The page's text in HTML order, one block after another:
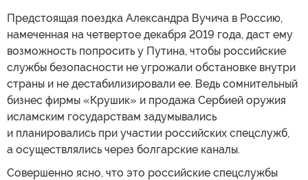
Предстоящая поездка Александра Вучича в Россию,
намеченная на четвертое декабря 2019 года, даст ему
возможность попросить у Путина, чтобы российские
службы безопасности не угрожали обстановке внутри
страны и не дестабилизировали ее. Ведь сомнительный
бизнес фирмы «Крушик» и продажа Сербией оружия
исламским государствам задумывались
и планировались при участии российских спецслужб,
а осуществлялись через болгарские каналы.
Совершенно ясно, что это российские спецслужбы